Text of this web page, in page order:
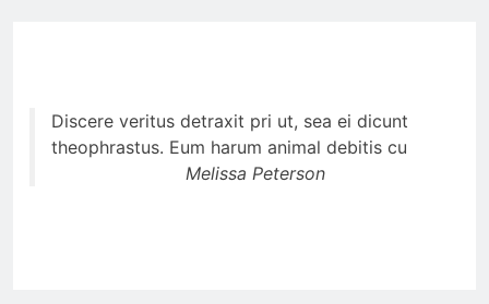
Discere veritus detraxit pri ut, sea ei dicunt
theophrastus. Eum harum animal debitis cu
Melissa Peterson